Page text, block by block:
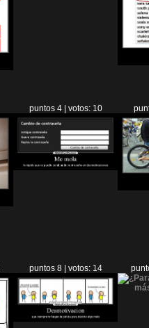
puntos 4 | votos: 10
puntos 8 | votos: 14